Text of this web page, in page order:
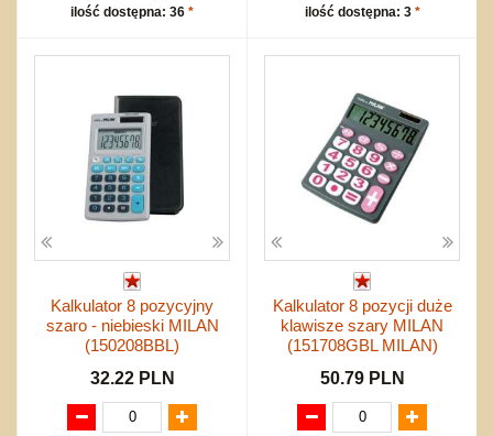
ilość dostępna: 36 *
ilość dostępna: 3 *
Kalkulator 8 pozycyjny
szaro - niebieski MILAN
(150208BBL)
32.22 PLN
Kalkulator 8 pozycji duże
klawisze szary MILAN
(151708GBL MILAN)
50.79 PLN